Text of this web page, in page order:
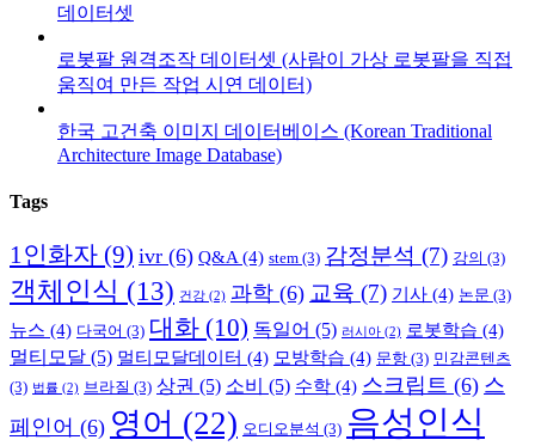
데이터셋
로봇팔 원격조작 데이터셋 (사람이 가상 로봇팔을 직접
움직여 만든 작업 시연 데이터)
한국 고건축 이미지 데이터베이스 (Korean Traditional
Architecture Image Database)
Tags
1인화자 (9) ivr (6) Q&A(4) stem (3) 감정분석 (7) 강의 (3)
객체인식 (13) 건강 (2) 과학 (6) 교육 (7) 기사 (4) 논문 (3)
뉴스 (4) 다국어 (3) 대화 (10) 독일어 (5) 러시아 (2) 로봇학습 (4)
멀티모달 (5) 멀티모달데이터 (4) 모방학습 (4) 문항 (3) 민감콘텐츠
(3) 법률 (2) 브라질 (3) 상권 (5) 소비 (5) 수학 (4) 스크립트 (6) 스
페인어 (6) 영어 (22) 오디오분석 (3) 음성인식